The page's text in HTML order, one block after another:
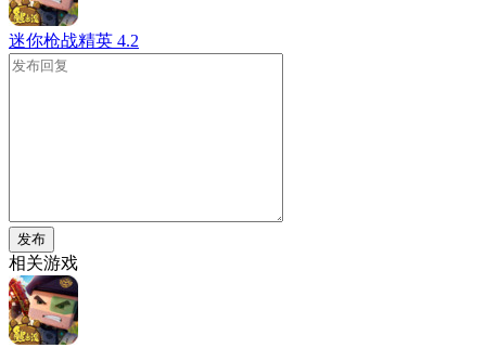
迷你枪战精英 4.2
发布
相关游戏